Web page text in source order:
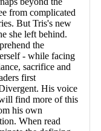
from complicated
But Tris's new
she left behind.
the
- while facing
sacrifice and
first
His voice
find more of this
his own
When read